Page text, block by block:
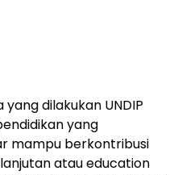
dilakukan UNDIP
yang
mampu berkontribusi
atau education